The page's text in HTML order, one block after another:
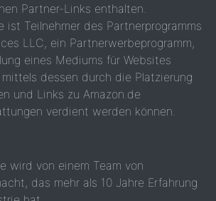
Partner-Links enthalten.
ist Teilnehmer des Partnerprogramms
LLC, ein Partnerwerbeprogramm,
eines Mediums für Websites
dessen durch die Platzierung
und Links zu Amazon.de
verdient werden können.
wird von einem Team von
das mehr als 10 Jahre Erfahrung